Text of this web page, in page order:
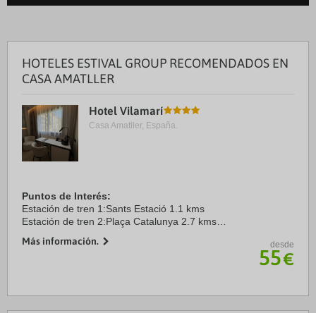
HOTELES ESTIVAL GROUP RECOMENDADOS EN
CASA AMATLLER
Hotel Vilamarí
Casa Amatller, España.
Puntos de Interés:
Estación de tren 1:Sants Estació 1.1 kms
Estación de tren 2:Plaça Catalunya 2.7 kms
Aeropuerto 2:Aeroport de Girona 95.7 kms
Más información. desde
55€